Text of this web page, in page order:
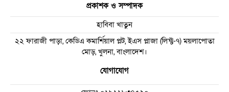
প্রকাশক ও সম্পাদক
হাবিবা খাতুন
২২ ফারাজী পাড়া, কেডিএ কমার্শিয়াল প্লট, ইএস প্লাজা (লিফ্ট-৭) ময়লাপোতা
মোড়, খুলনা, বাংলাদেশ।
যোগাযোগ